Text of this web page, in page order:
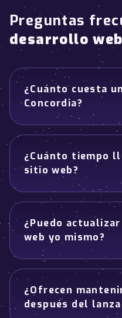
Preguntas
desarrollo
¿Cuánto cuesta
Concordia?
¿Cuánto tiempo
sitio web?
¿Puedo
web yo mismo?
¿Ofrecen
después del